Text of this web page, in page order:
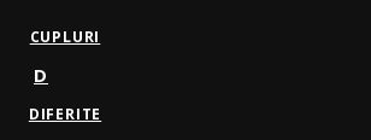
CUPLURI
D
DIFERITE